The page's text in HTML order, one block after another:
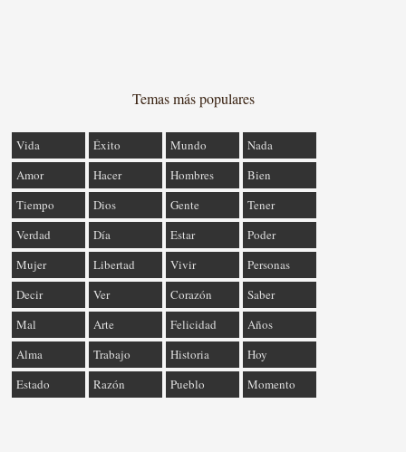
Temas más populares
Vida Éxito Mundo
Nada
Amor
Hacer Hombres
Bien
Tiempo
Dios Gente
Tener
Verdad
Día Estar
Poder
Mujer
Libertad Vivir
Personas
Decir
Ver Corazón
Saber
Mal
Arte Felicidad
Años
Alma
Trabajo Historia
Hoy
Estado
Razón Pueblo Momento